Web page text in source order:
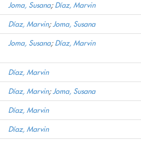
Joma, Susana; Díaz, Marvin
Díaz, Marvin;Joma, Susana
Joma, Susana; Díaz, Marvin
Díaz, Marvin
Díaz, Marvin;Joma, Susana
Díaz, Marvin
Díaz, Marvin